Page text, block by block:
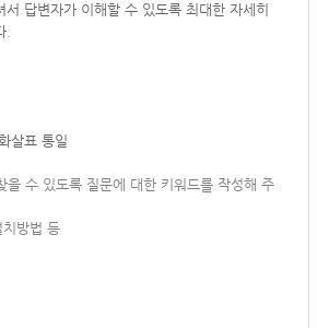
서 답변자가 이해할 수 있도록 최대한 자세히
.
살표 통일
을 수 있도록 질문에 대한 키워드를 작성해 주
방법 등